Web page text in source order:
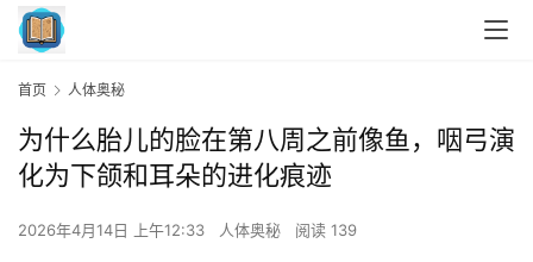
首页 人体奥秘
为什么胎儿的脸在第八周之前像鱼，咽弓演
化为下颌和耳朵的进化痕迹
2026年4月14日 上午12:33 人体奥秘 阅读 139